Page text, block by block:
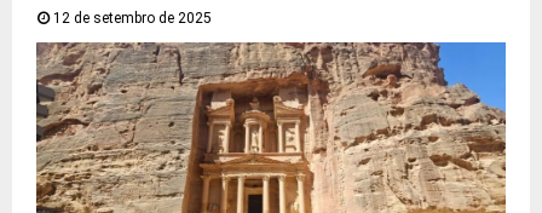
12 de setembro de 2025